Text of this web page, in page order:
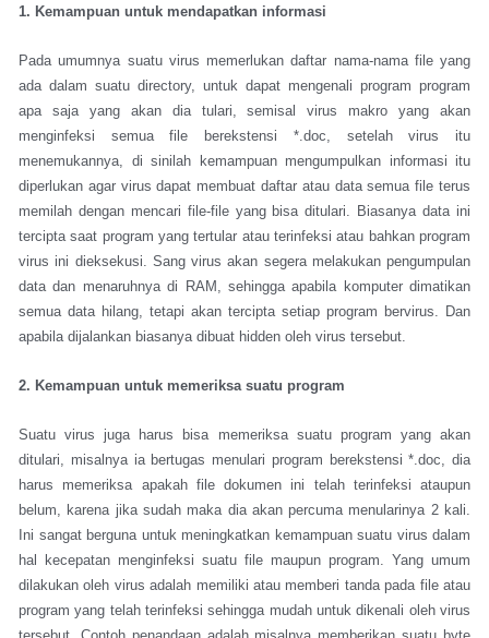
1. Kemampuan untuk mendapatkan informasi
Pada umumnya suatu virus memerlukan daftar nama-nama file yang
ada dalam suatu directory, untuk dapat mengenali program program
apa saja yang akan dia tulari, semisal virus makro yang akan
menginfeksi semua file berekstensi *.doc, setelah virus itu
menemukannya, di sinilah kemampuan mengumpulkan informasi itu
diperlukan agar virus dapat membuat daftar atau data semua file terus
memilah dengan mencari file-file yang bisa ditulari. Biasanya data ini
tercipta saat program yang tertular atau terinfeksi atau bahkan program
virus ini dieksekusi. Sang virus akan segera melakukan pengumpulan
data dan menaruhnya di RAM, sehingga apabila komputer dimatikan
semua data hilang, tetapi akan tercipta setiap program bervirus. Dan
apabila dijalankan biasanya dibuat hidden oleh virus tersebut.
2. Kemampuan untuk memeriksa suatu program
Suatu virus juga harus bisa memeriksa suatu program yang akan
ditulari, misalnya ia bertugas menulari program berekstensi *.doc, dia
harus memeriksa apakah file dokumen ini telah terinfeksi ataupun
belum, karena jika sudah maka dia akan percuma menularinya 2 kali.
Ini sangat berguna untuk meningkatkan kemampuan suatu virus dalam
hal kecepatan menginfeksi suatu file maupun program. Yang umum
dilakukan oleh virus adalah memiliki atau memberi tanda pada file atau
program yang telah terinfeksi sehingga mudah untuk dikenali oleh virus